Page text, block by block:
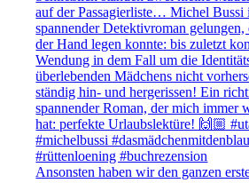
Ansonsten haben wir den ganzen